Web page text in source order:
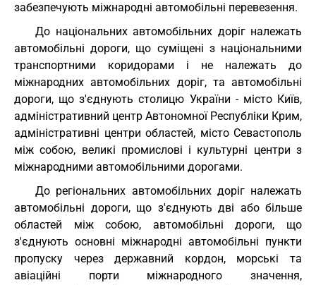
забезпечують міжнародні автомобільні перевезення.
До національних автомобільних доріг належать
автомобільні дороги, що суміщені з національними
транспортними коридорами і не належать до
міжнародних автомобільних доріг, та автомобільні
дороги, що з'єднують столицю України - місто Київ,
адміністративний центр Автономної Республіки Крим,
адміністративні центри областей, місто Севастополь
між собою, великі промислові і культурні центри з
міжнародними автомобільними дорогами.
До регіональних автомобільних доріг належать
автомобільні дороги, що з'єднують дві або більше
областей між собою, автомобільні дороги, що
з'єднують основні міжнародні автомобільні пункти
пропуску через державний кордон, морські та
авіаційні порти міжнародного значення,